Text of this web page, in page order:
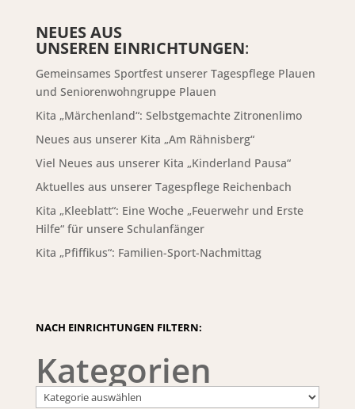
NEUES AUS
UNSEREN EINRICHTUNGEN:
Gemeinsames Sportfest unserer Tagespflege Plauen
und Seniorenwohngruppe Plauen
Kita „Märchenland“: Selbstgemachte Zitronenlimo
Neues aus unserer Kita „Am Rähnisberg“
Viel Neues aus unserer Kita „Kinderland Pausa“
Aktuelles aus unserer Tagespflege Reichenbach
Kita „Kleeblatt“: Eine Woche „Feuerwehr und Erste
Hilfe“ für unsere Schulanfänger
Kita „Pfiffikus“: Familien-Sport-Nachmittag
NACH EINRICHTUNGEN FILTERN:
Kategorien